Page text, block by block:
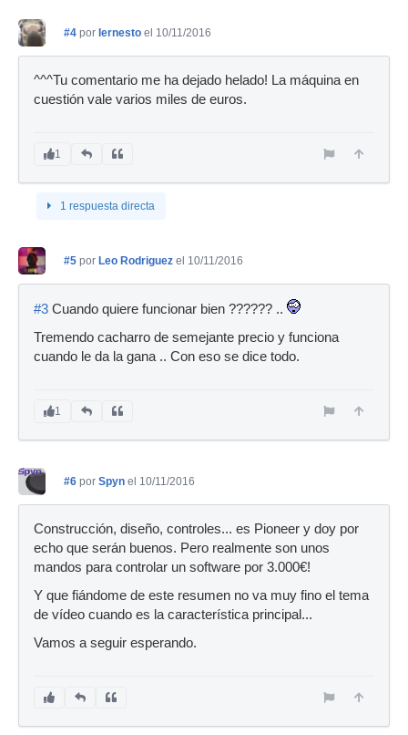
#4 por Iernesto el 10/11/2016
^^^Tu comentario me ha dejado helado! La máquina en
cuestión vale varios miles de euros.
1
1 respuesta directa
#5 por Leo Rodriguez el 10/11/2016
#3 Cuando quiere funcionar bien ?????? ..
Tremendo cacharro de semejante precio y funciona
cuando le da la gana .. Con eso se dice todo.
1
#6 por Spyn el 10/11/2016
Construcción, diseño, controles... es Pioneer y doy por
echo que serán buenos. Pero realmente son unos
mandos para controlar un software por 3.000€!
Y que fiándome de este resumen no va muy fino el tema
de vídeo cuando es la característica principal...
Vamos a seguir esperando.